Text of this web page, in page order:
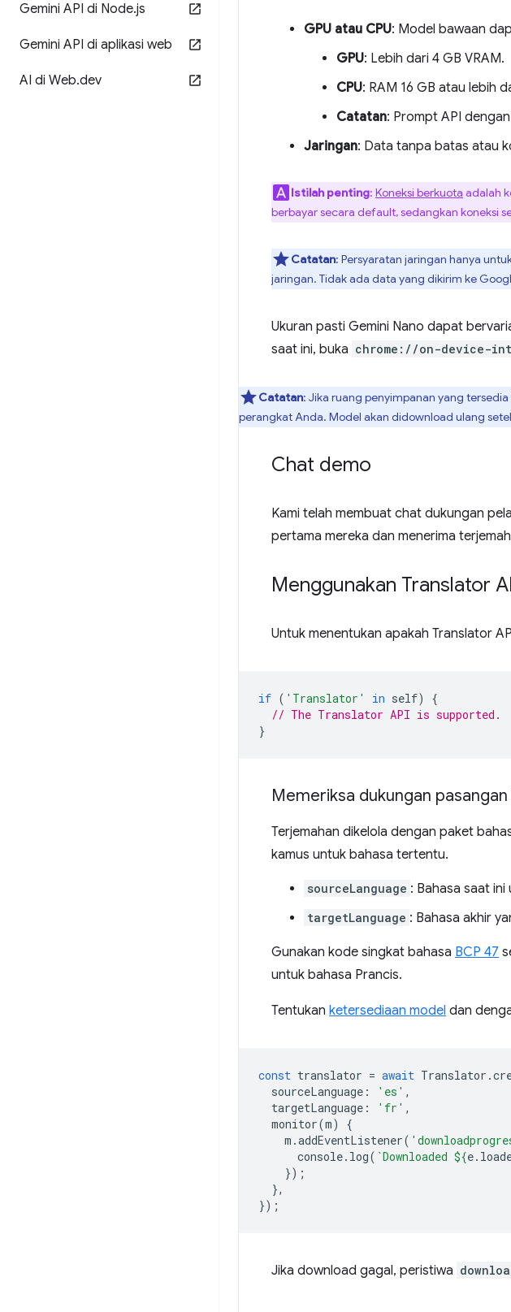
Gemini API di Node.js
Gemini API di aplikasi web
AI di Web.dev
GPU atau CPU: Model bawaan
GPU: Lebih dari 4 GB VRAM.
CPU: RAM 16 GB atau lebih
Catatan: Prompt API
Jaringan: Data tanpa batas atau
Istilah penting: Koneksi berkuota adalah
berbayar secara default, sedangkan koneksi
Catatan: Persyaratan jaringan hanya
jaringan. Tidak ada data yang dikirim ke
Ukuran pasti Gemini Nano dapat
saat ini, buka chrome://on-device-
Catatan: Jika ruang penyimpanan yang
perangkat Anda. Model akan didownload ulang
Chat demo
Kami telah membuat chat dukungan
pertama mereka dan menerima
Menggunakan Translator
Untuk menentukan apakah Translator
if ( 'Translator' in self)
{
// The Translator API is supported.
}
Memeriksa dukungan pasangan
Terjemahan dikelola dengan paket
kamus untuk bahasa tertentu.
sourceLanguage : Bahasa saat ini
targetLanguage : Bahasa akhir
Gunakan kode singkat bahasa BCP 47
untuk bahasa Prancis.
Tentukan ketersediaan model dan
const translator = await Translator .
sourceLanguage : 'es' ,
targetLanguage : 'fr' ,
monitor(m)
{
m .addEventListener(
console. log( `Downloaded ${e.
});
},
});
Jika download gagal, peristiwa